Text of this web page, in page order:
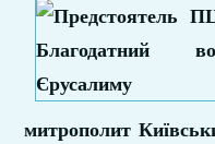
митрополит